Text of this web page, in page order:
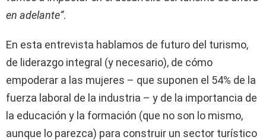
en adelante”.
En esta entrevista hablamos de futuro del turismo,
de liderazgo integral (y necesario), de cómo
empoderar a las mujeres – que suponen el 54% de la
fuerza laboral de la industria – y de la importancia de
la educación y la formación (que no son lo mismo,
aunque lo parezca) para construir un sector turístico